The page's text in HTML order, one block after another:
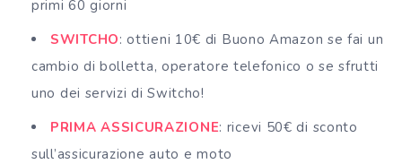
primi 60 giorni
SWITCHO: ottieni 10€ di Buono Amazon se fai un
cambio di bolletta, operatore telefonico o se sfrutti
uno dei servizi di Switcho!
PRIMA ASSICURAZIONE: ricevi 50€ di sconto
sull’assicurazione auto e moto